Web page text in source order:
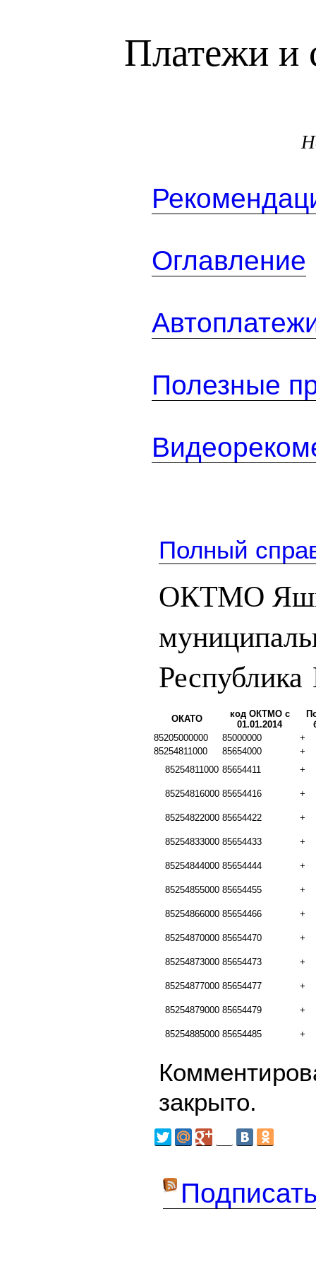
Платежи и
Оглавление
Полезные
Полный
ОКТМО
ОКАТО
код ОКТМО с
01.01.2014
85205000000
85000000
+
85254811000
85654000
+
85254811000 85654411 +
85254816000 85654416 +
85254822000 85654422 +
85254833000 85654433 +
85254844000 85654444 +
85254855000 85654455 +
85254866000 85654466 +
85254870000 85654470 +
85254873000 85654473 +
85254877000 85654477 +
85254879000 85654479 +
85254885000 85654485 +
закрыто.